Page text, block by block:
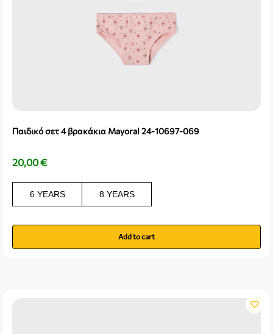
Παιδικό σετ 4 βρακάκια Mayoral 24-10697-069
20,00€
6 YEARS 8 YEARS
Add to cart